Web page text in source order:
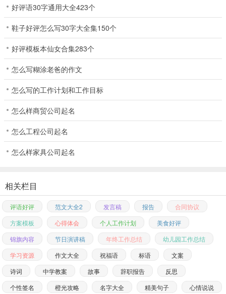
好评语30字通用大全423个
鞋子好评怎么写30字大全集150个
好评模板本仙女合集283个
怎么写糊涂老爸的作文
怎么写的工作计划和工作目标
怎么样商贸公司起名
怎么工程公司起名
怎么样家具公司起名
相关栏目
评语好评 范文大全2 发言稿 报告
合同协议
方案模板
心得体会 个人工作计划
美食好评
锦旗内容
节日演讲稿 年终工作总结
幼儿园工作总结
学习资源
作文大全 祝福语 标语
文案
诗词
中学教案 故事 辞职报告
反思
个性签名
橙光攻略 名字大全 精美句子 心情说说